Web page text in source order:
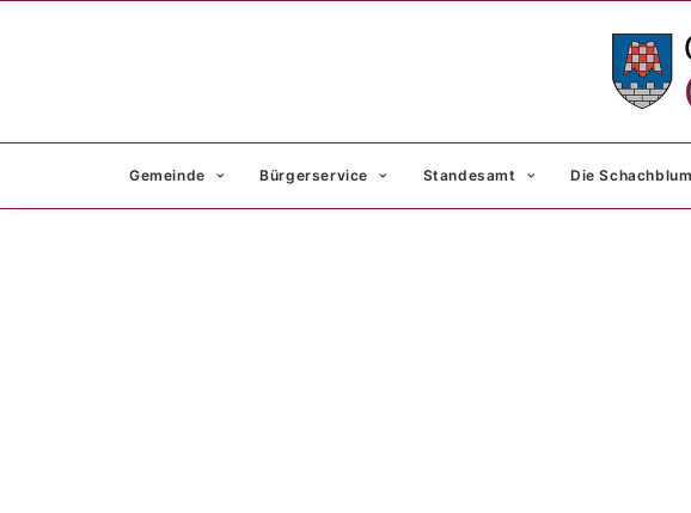
Gemeinde Bürgerservice Standesamt Die